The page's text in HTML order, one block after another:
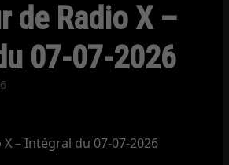
de Radio X –
07-07-2026
– Intégral du 07-07-2026